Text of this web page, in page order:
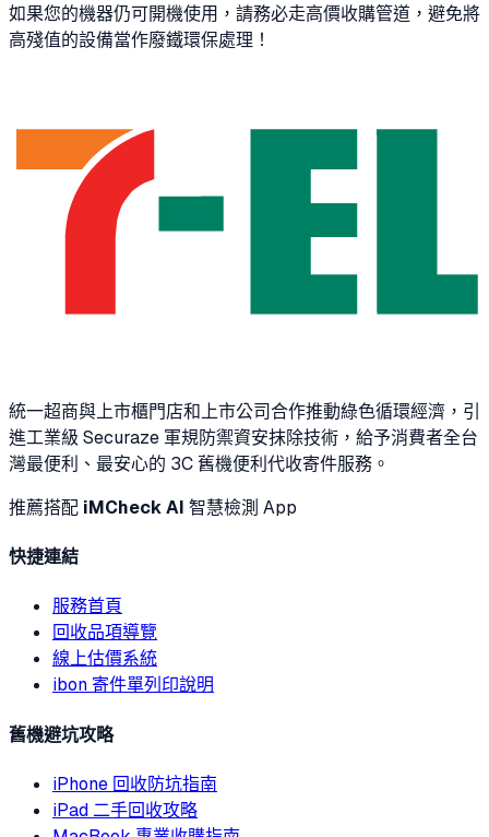
如果您的機器仍可開機使用，請務必走高價收購管道，避免將
高殘值的設備當作廢鐵環保處理！
統一超商與上市櫃門店和上市公司合作推動綠色循環經濟，引
進工業級 Securaze 軍規防禦資安抹除技術，給予消費者全台
灣最便利、最安心的 3C 舊機便利代收寄件服務。
推薦搭配 iMCheck AI 智慧檢測 App
快捷連結
服務首頁
回收品項導覽
線上估價系統
ibon 寄件單列印說明
舊機避坑攻略
iPhone 回收防坑指南
iPad 二手回收攻略